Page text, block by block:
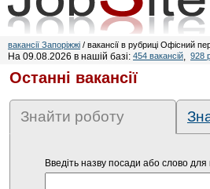
вакансії Запоріжжі / вакансії в рубриці Офісний
На 09.08.2026 в нашій базі: 454 вакансій, 928
Останні вакансії
Знайти роботу
Введіть назву посади або слово для